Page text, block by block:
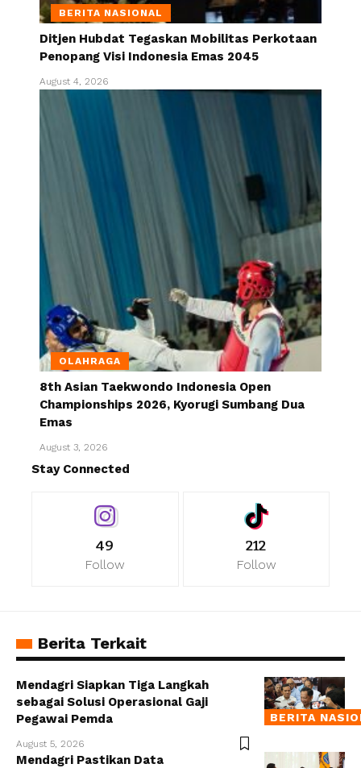
BERITA NASIONAL
Ditjen Hubdat Tegaskan Mobilitas Perkotaan
Penopang Visi Indonesia Emas 2045
August 4, 2026
OLAHRAGA
8th Asian Taekwondo Indonesia Open
Championships 2026, Kyorugi Sumbang Dua
Emas
August 3, 2026
Stay Connected
49
Follow
212
Follow
Berita Terkait
BERITA
Mendagri Siapkan Tiga Langkah
sebagai Solusi Operasional Gaji
Pegawai Pemda
August 5, 2026
Mendagri Pastikan Data